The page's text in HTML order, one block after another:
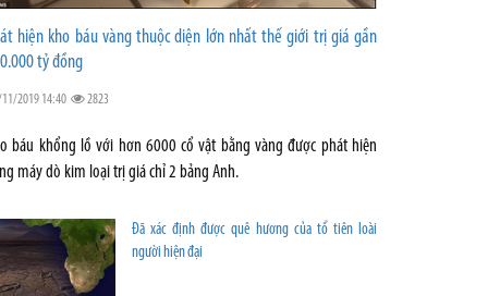
hiện kho báu vàng thuộc diện lớn nhất thế giới trị giá gần
tỷ đồng
2019 14:40 2823
báu khổng lồ với hơn 6000 cổ vật bằng vàng được phát hiện
máy dò kim loại trị giá chỉ 2 bảng Anh.
Đã xác định được quê hương của tổ tiên loài
người hiện đại